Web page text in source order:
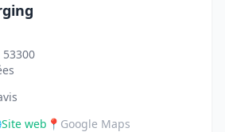
Site web 📍 Google Maps